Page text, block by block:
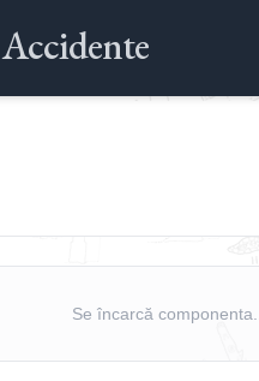
Accidente
Se încarcă componenta...